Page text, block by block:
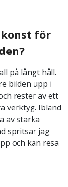
för
på långt håll.
bilden upp i
rester av ett
verktyg. Ibland
av starka
spritsar jag
och kan resa